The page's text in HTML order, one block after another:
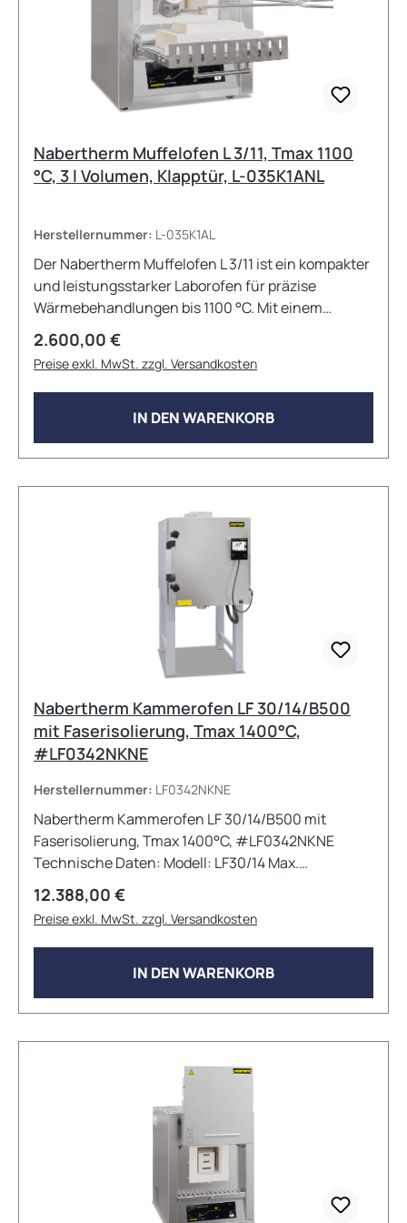
Nabertherm Muffelofen L 3/11, Tmax 1100
°C, 3 l Volumen, Klapptür, L-035K1ANL
Herstellernummer: L-035K1AL
Der Nabertherm Muffelofen L 3/11 ist ein kompakter
und leistungsstarker Laborofen für präzise
Wärmebehandlungen bis 1100 °C. Mit einem
Ofenvolumen von 3 Litern eignet er sich ideal für
den täglichen Einsatz in Forschung, Industrie und
Labor. Die hochwertige Klapptür dient gleichzeitig
als praktische Ablagefläche, während die
Aufheizzeit von nur 41 Minuten schnelle
Ergebnisse ermöglicht. Dank der soliden Isolierung
und robusten Bauweise bietet der Ofen eine lange
Lebensdauer und maximale Temperaturstabilität.
Innenmaße (B × T × H): 160 × 140 × 100 mm
Außenmaße (B × T × H): 385 × 330 × 405 mm
Volumen: 3 l Anschlussleistung: 1,3 kW Elektrischer
Anschluss: 1-phasig Gewicht: 21 kg Aufheizzeit bis
Sonderausstattungen (z. B. Abluftsysteme,
Schutzrohre, Thermoelemente) sind auf Anfrage
Regulärer Preis:
2.600,00 €
Preise exkl. MwSt. zzgl. Versandkosten
IN DEN WARENKORB
Nabertherm Kammerofen LF 30/14/B500
mit Faserisolierung, Tmax 1400°C,
#LF0342NKNE
Herstellernummer: LF0342NKNE
Nabertherm Kammerofen LF 30/14/B500 mit
Faserisolierung, Tmax 1400°C, #LF0342NKNE
Technische Daten: Modell: LF30/14 Max.
Temperatur: 1400°C Innenabmessungen: 320mm x
320mm x 320mm (BxTxH) Außenabmessungen:
710mm x 930mm x 1290mm (BxTxH) Volumen: 30L
Max. Anschlussleistung: 10 kW Elektrischer
Anschluss: 3phasig Gewicht: 180kg Viele weitere
Konfigurationen und Zubehöroptionen sind auf
Anfrage erhältlich!
Regulärer Preis:
12.388,00 €
Preise exkl. MwSt. zzgl. Versandkosten
IN DEN WARENKORB